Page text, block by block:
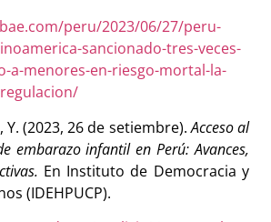
peru/2023/06/27/peru-
sancionado-tres-veces-
a-menores-en-riesgo-mortal-la-
Y.(2023, 26 de setiembre).Acceso al
embarazo infantil en Perú: Avances,
En Instituto de Democracia y
(IDEHPUCP).